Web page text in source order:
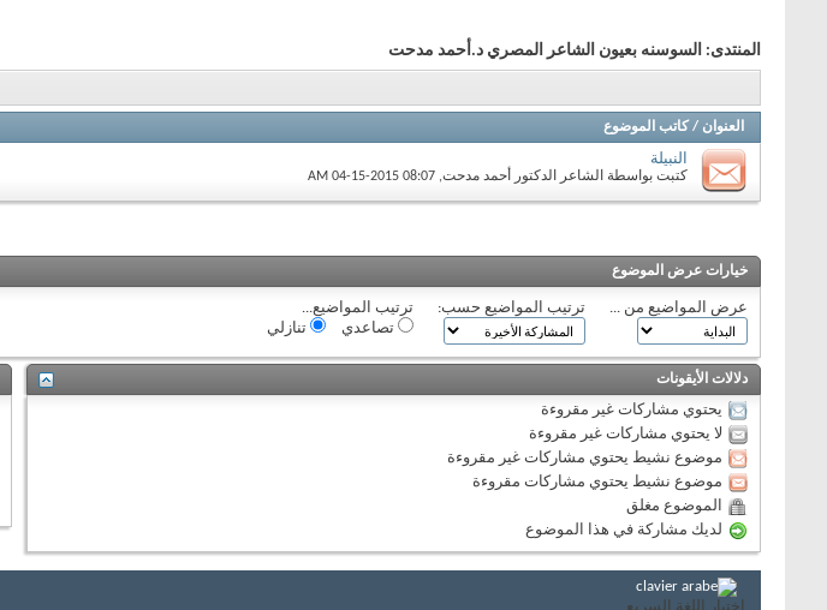
المنتدى: السوسنه بعيون الشاعر المصري د.أحمد مدحت
العنوان / كاتب الموضوع
النبيلة
كتبت بواسطة الشاعر الدكتور أحمد مدحت‏, 04-15-2015 08:07 AM
خيارات عرض الموضوع
عرض المواضيع من ... ترتيب المواضيع حسب:
ترتيب المواضيع...
تصاعدي
تنازلي
دلالات الأيقونات
يحتوي مشاركات غير مقروءة
لا يحتوي مشاركات غير مقروءة
موضوع نشيط يحتوي مشاركات غير مقروءة
موضوع نشيط يحتوي مشاركات مقروءة
الموضوع مغلق
لديك مشاركة في هذا الموضوع